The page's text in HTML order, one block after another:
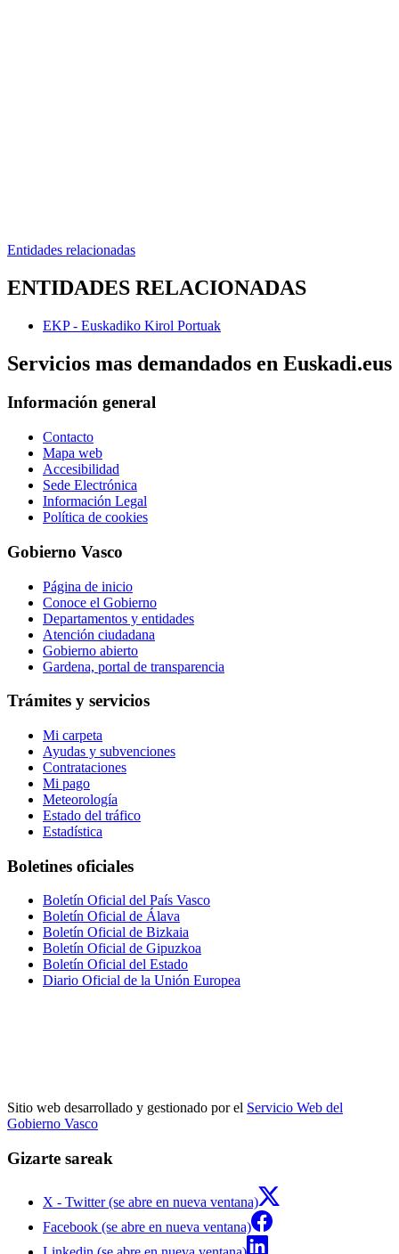
Entidades relacionadas
ENTIDADES RELACIONADAS
EKP - Euskadiko Kirol Portuak
Servicios mas demandados en Euskadi.eus
Información general
Contacto
Mapa web
Accesibilidad
Sede Electrónica
Información Legal
Política de cookies
Gobierno Vasco
Página de inicio
Conoce el Gobierno
Departamentos y entidades
Atención ciudadana
Gobierno abierto
Gardena, portal de transparencia
Trámites y servicios
Mi carpeta
Ayudas y subvenciones
Contrataciones
Mi pago
Meteorología
Estado del tráfico
Estadística
Boletines oficiales
Boletín Oficial del País Vasco
Boletín Oficial de Álava
Boletín Oficial de Bizkaia
Boletín Oficial de Gipuzkoa
Boletín Oficial del Estado
Diario Oficial de la Unión Europea
Sitio web desarrollado y gestionado por el Servicio Web del
Gobierno Vasco
Gizarte sareak
X - Twitter (se abre en nueva ventana)
Facebook (se abre en nueva ventana)